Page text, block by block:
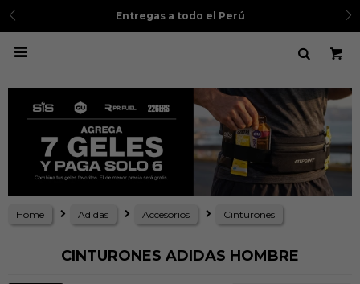
Entregas a todo el Perú

Home Adidas Accesorios Cinturones
CINTURONES ADIDAS HOMBRE